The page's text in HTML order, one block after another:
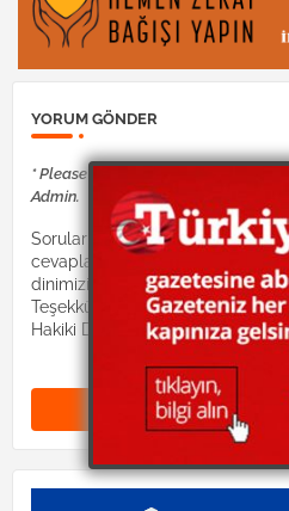
YORUM GÖNDER
* Please Don't Spam Here. All the
Admin.
Sorularınız Dinimiz İslam hocaları
cevaplandırılacaktır. Lütfen
dinimizislam2@gmail.com mail
Teşekkürler.
Hakiki Dinimiz site yönetimi
Yorum